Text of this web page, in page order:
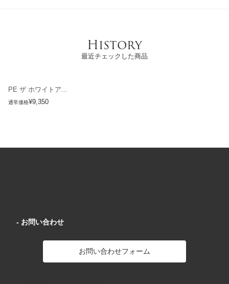
History
最近チェックした商品
PE ザ ホワイトア...
通常価格¥9,350
- お問い合わせ
お問い合わせフォーム